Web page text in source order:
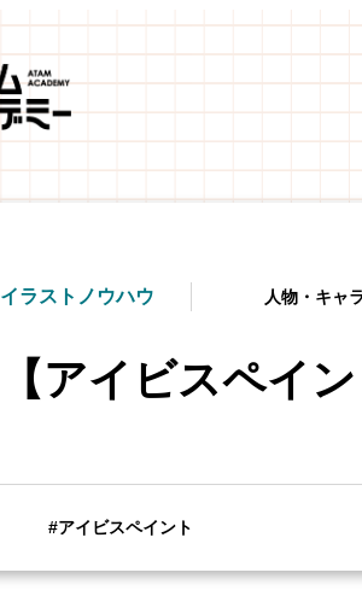
イラストノウハウ 人物・キャ
【アイビスペイ
アイビスペイント